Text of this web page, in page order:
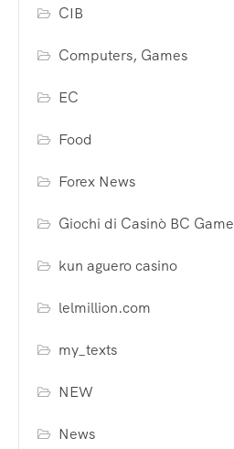
CIB
Computers, Games
EC
Food
Forex News
Giochi di Casinò BC Game
kun aguero casino
lelmillion.com
my_texts
NEW
News